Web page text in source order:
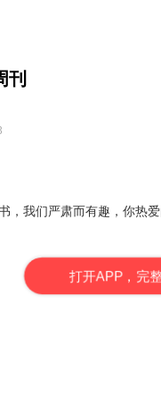
刊
我们严肃而有趣，你热爱
打开APP，完